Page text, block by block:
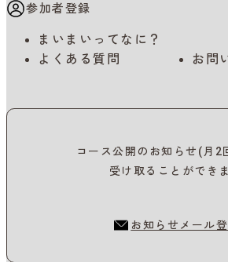
参加者登録
まいまいってなに？
よくある質問
お問
コース公開のお知らせ(月2
受け取ることができ
お知らせメール